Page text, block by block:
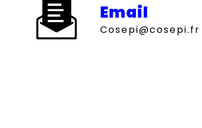
Email
cosepi@cosepi.fr